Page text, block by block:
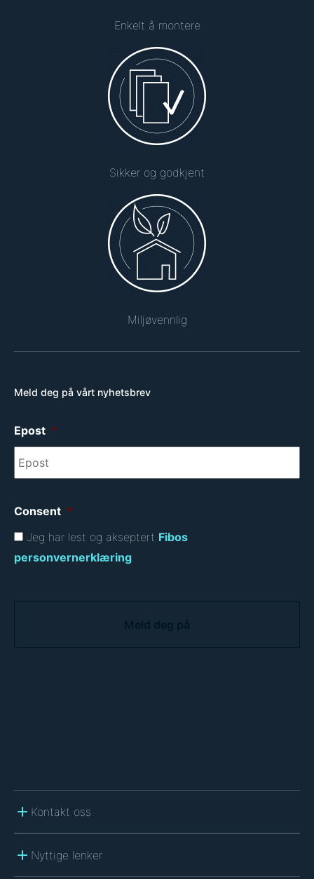
Enkelt å montere
Sikker og godkjent
Miljøvennlig
Meld deg på vårt nyhetsbrev
Epost *
Consent *
Jeg har lest og akseptert Fibos
personvernerklæring
Kontakt oss
Nyttige lenker